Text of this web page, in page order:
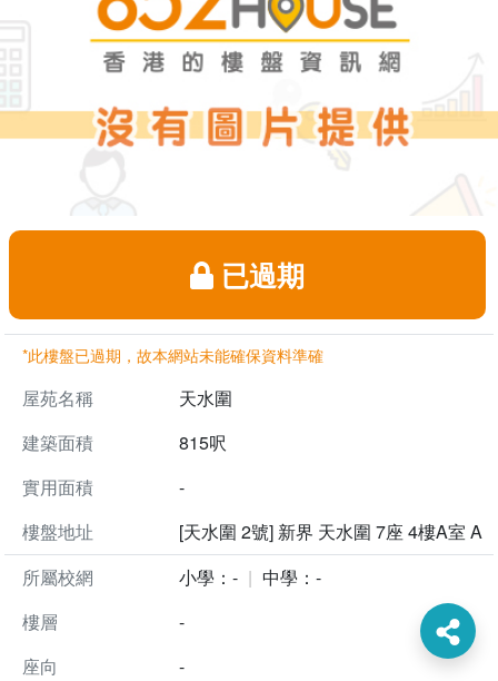
已過期
*此樓盤已過期，故本網站未能確保資料準確
屋苑名稱
天水圍
建築面積
815呎
實用面積
-
樓盤地址
[天水圍 2號] 新界 天水圍 7座 4樓A室 A
所屬校網
小學：-
中學：-
樓層
-
座向
-